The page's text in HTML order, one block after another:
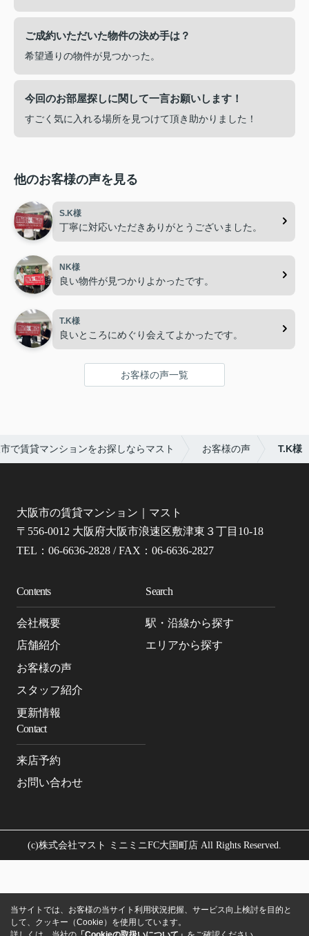
ご成約いただいた物件の決め手は？
希望通りの物件が見つかった。
今回のお部屋探しに関して一言お願いします！
すごく気に入れる場所を見つけて頂き助かりました！
他のお客様の声を見る
S.K様
丁寧に対応いただきありがとうございました。
NK様
良い物件が見つかりよかったです。
T.K様
良いところにめぐり会えてよかったです。
お客様の声一覧
で賃貸マンションをお探しならマスト お客様の声 T.K様
大阪市の賃貸マンション｜マスト
〒556-0012 大阪府大阪市浪速区敷津東３丁目10-18
TEL：06-6636-2828 / FAX：06-6636-2827
Contents
会社概要
店舗紹介
お客様の声
スタッフ紹介
更新情報
Search
駅・沿線から探す
エリアから探す
Contact
来店予約
お問い合わせ
(c)株式会社マスト ミニミニFC大国町店 All Rights Reserved.
当サイトでは、お客様の当サイト利用状況把握、サービス向上検討を目的と
して、クッキー（Cookie）を使用しています。